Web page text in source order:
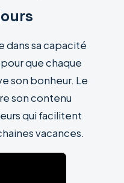
dans sa capacité
que chaque
son bonheur. Le
son contenu
qui facilitent
vacances.